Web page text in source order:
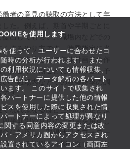
を使用します
使って、ユーザーに合わせたコ
時の分析が行われます。 また
利用状況についても情報収集、
告配信、データ解析の各パート
ます。 このサイトで収集され
パートナーに提供した他の情報
スを使用した際に収集された情
ートナーによって処理が異なり
関する同意内容の変更または改
・アメリカ圏からアクセスされ
置されているアイコン（画面左
者の意見の聴取の方法として年
提出してもらい、職場内などでの
くするやり方です。時季指定に当
聴取の方法として年休計画表の作
、期首や半期ごとに取得希望を予
い、職場内などでの取得時季の調
です。
くなればなるほど当初の想定とは
四半期別や月別の計画表を用意し
合に対応し、取得状況のフォロー
務のある期間の終期が近づいたと